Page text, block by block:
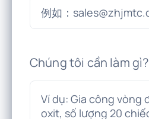
Chúng tôi cần làm gì?